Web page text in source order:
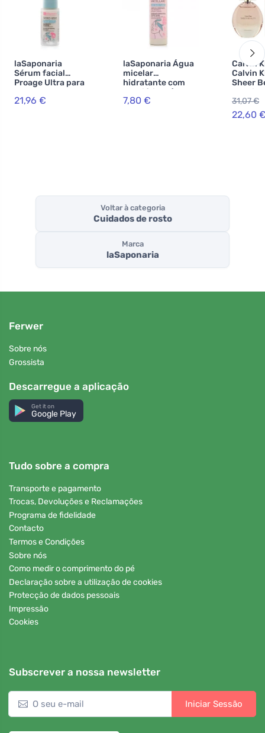
laSaponaria
Sérum facial
Proage Ultra para
(30 ml) - com
21,96 €
laSaponaria Água
micelar
hidratante com
prebióticos (200
ml) - com rosa de
7,80 €
Calvin
Calvin
Sheer
de
31,07 €
22,60
Voltar à categoria
Cuidados de rosto
Marca
laSaponaria
Ferwer
Sobre nós
Grossista
Descarregue a aplicação
Get it on
Google Play
Tudo sobre a compra
Transporte e pagamento
Trocas, Devoluções e Reclamações
Programa de fidelidade
Contacto
Termos e Condições
Sobre nós
Como medir o comprimento do pé
Declaração sobre a utilização de cookies
Protecção de dados pessoais
Impressão
Cookies
Subscrever a nossa newsletter
Iniciar Sessão